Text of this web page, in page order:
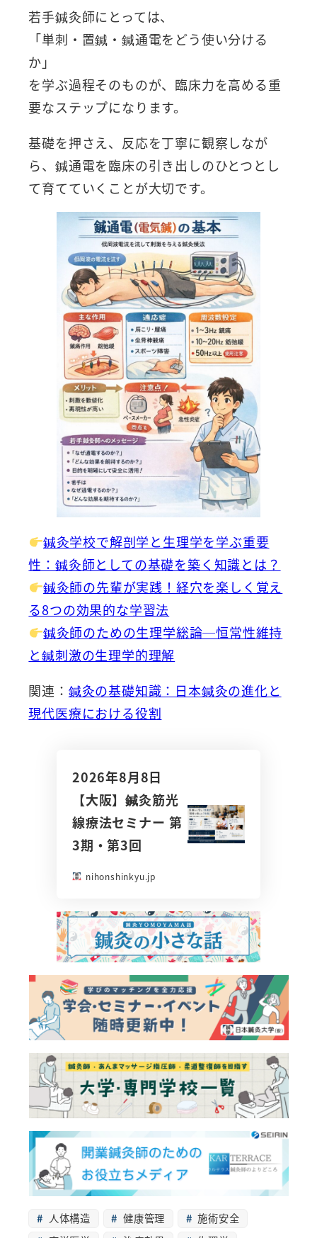
若手鍼灸師にとっては、
「単刺・置鍼・鍼通電をどう使い分ける
か」
を学ぶ過程そのものが、臨床力を高める重
要なステップになります。
基礎を押さえ、反応を丁寧に観察しなが
ら、鍼通電を臨床の引き出しのひとつとし
て育てていくことが大切です。
鍼灸学校で解剖学と生理学を学ぶ重要
性：鍼灸師としての基礎を築く知識とは？
鍼灸師の先輩が実践！経穴を楽しく覚え
る8つの効果的な学習法
鍼灸師のための生理学総論─恒常性維持
と鍼刺激の生理学的理解
関連： 鍼灸の基礎知識：日本鍼灸の進化と
現代医療における役割
2026年8月8日
【大阪】鍼灸筋光
線療法セミナー 第
3期・第3回
nihonshinkyu.jp
人体構造 健康管理
施術安全